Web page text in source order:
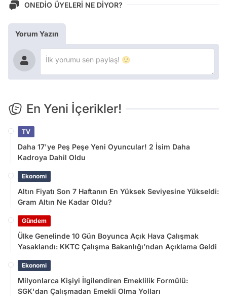
ONEDİO ÜYELERİ NE DİYOR?
Yorum Yazın
En Yeni İçerikler!
TV
Daha 17'ye Peş Peşe Yeni Oyuncular! 2 İsim Daha
Kadroya Dahil Oldu
Ekonomi
Altın Fiyatı Son 7 Haftanın En Yüksek Seviyesine Yükseldi:
Gram Altın Ne Kadar Oldu?
Gündem
Ülke Genelinde 10 Gün Boyunca Açık Hava Çalışmak
Yasaklandı: KKTC Çalışma Bakanlığı’ndan Açıklama Geldi
Ekonomi
Milyonlarca Kişiyi İlgilendiren Emeklilik Formülü:
SGK'dan Çalışmadan Emekli Olma Yolları